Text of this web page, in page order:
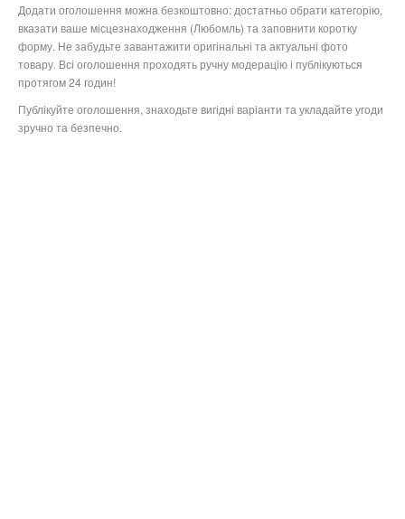
Додати оголошення можна безкоштовно: достатньо обрати категорію,
вказати ваше місцезнаходження (Любомль) та заповнити коротку
форму. Не забудьте завантажити оригінальні та актуальні фото
товару. Всі оголошення проходять ручну модерацію і публікуються
протягом 24 годин!
Публікуйте оголошення, знаходьте вигідні варіанти та укладайте угоди
зручно та безпечно.